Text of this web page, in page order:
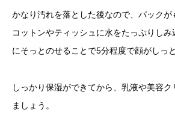
かなり汚れを落とした後なので、パックが
コットンやティッシュに水をたっぷりし
にそっとのせることで5分程度で顔がしっ
しっかり保湿ができてから、乳液や美容
ましょう。